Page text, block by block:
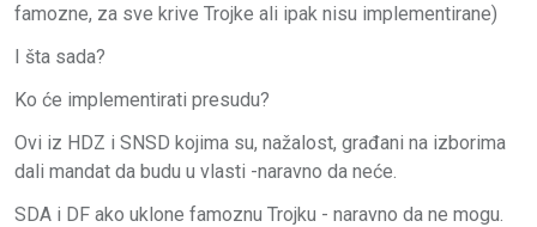
famozne, za sve krive Trojke ali ipak nisu implementirane)
I šta sada?
Ko će implementirati presudu?
Ovi iz HDZ i SNSD kojima su, nažalost, građani na izborima
dali mandat da budu u vlasti -naravno da neće.
SDA i DF ako uklone famoznu Trojku - naravno da ne mogu.